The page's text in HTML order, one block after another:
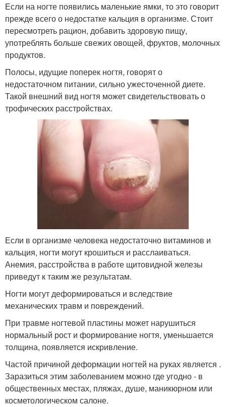
Если на ногте появились маленькие ямки, то это говорит
прежде всего о недостатке кальция в организме. Стоит
пересмотреть рацион, добавить здоровую пищу,
употреблять больше свежих овощей, фруктов, молочных
продуктов.
Полосы, идущие поперек ногтя, говорят о
недостаточном питании, сильно ужесточенной диете.
Такой внешний вид ногтя может свидетельствовать о
трофических расстройствах.
Если в организме человека недостаточно витаминов и
кальция, ногти могут крошиться и расслаиваться.
Анемия, расстройства в работе щитовидной железы
приведут к таким же результатам.
Ногти могут деформироваться и вследствие
механических травм и повреждений.
При травме ногтевой пластины может нарушиться
нормальный рост и формирование ногтя, уменьшается
толщина, появляется искривление.
Частой причиной деформации ногтей на руках является .
Заразиться этим заболеванием можно где угодно - в
общественных местах, пляжах, душе, маникюрном или
косметологическом салоне.